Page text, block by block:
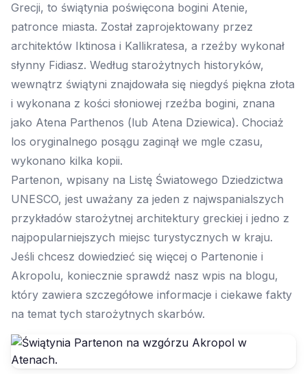
Grecji, to świątynia poświęcona bogini Atenie,
patronce miasta. Został zaprojektowany przez
architektów Iktinosa i Kallikratesa, a rzeźby wykonał
słynny Fidiasz. Według starożytnych historyków,
wewnątrz świątyni znajdowała się niegdyś piękna złota
i wykonana z kości słoniowej rzeźba bogini, znana
jako Atena Parthenos (lub Atena Dziewica). Chociaż
los oryginalnego posągu zaginął we mgle czasu,
wykonano kilka kopii.
Partenon, wpisany na Listę Światowego Dziedzictwa
UNESCO, jest uważany za jeden z najwspanialszych
przykładów starożytnej architektury greckiej i jedno z
najpopularniejszych miejsc turystycznych w kraju.
Jeśli chcesz dowiedzieć się więcej o Partenonie i
Akropolu, koniecznie sprawdź nasz wpis na blogu,
który zawiera szczegółowe informacje i ciekawe fakty
na temat tych starożytnych skarbów.